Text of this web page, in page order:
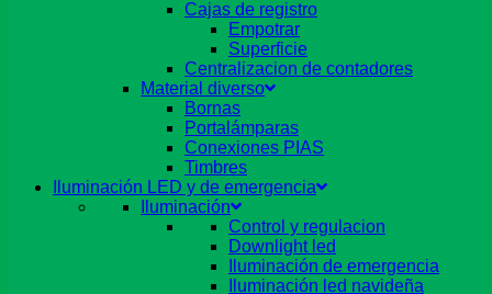
Cajas de registro
Empotrar
Superficie
Centralizacion de contadores
Material diverso
Bornas
Portalámparas
Conexiones PIAS
Timbres
Iluminación LED y de emergencia
Iluminación
Control y regulacion
Downlight led
Iluminación de emergencia
Iluminación led navideña